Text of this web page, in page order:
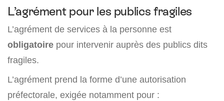
L’agrément pour les publics fragiles
L’agrément de services à la personne est
obligatoire pour intervenir auprès des publics dits
fragiles.
L’agrément prend la forme d’une autorisation
préfectorale, exigée notamment pour :